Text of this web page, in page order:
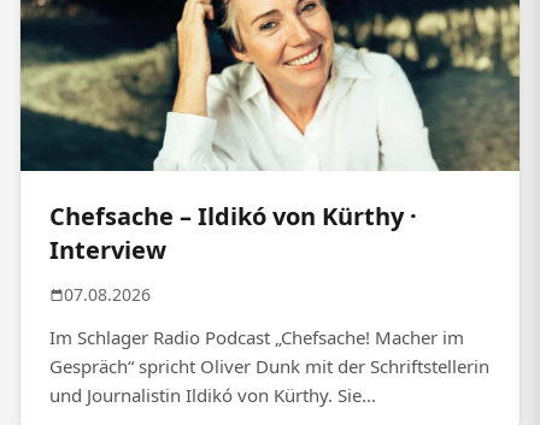
Chefsache – Ildikó von Kürthy ·
Interview
07.08.2026
Im Schlager Radio Podcast „Chefsache! Macher im
Gespräch“ spricht Oliver Dunk mit der Schriftstellerin
und Journalistin Ildikó von Kürthy. Sie...